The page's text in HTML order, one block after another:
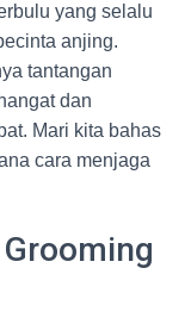
yang selalu
anjing.
tantangan
dan
Mari kita bahas
cara menjaga